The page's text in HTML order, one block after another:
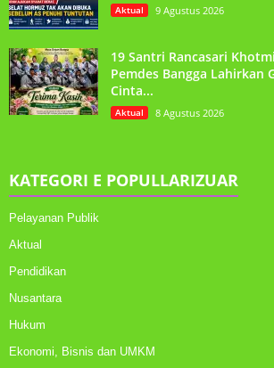
Aktual 9 Agustus 2026
19 Santri Rancasari
Pemdes Bangga Lahirkan
Cinta...
Aktual 8 Agustus 2026
KATEGORI E POPULLARIZUAR
Pelayanan Publik
Aktual
Pendidikan
Nusantara
Hukum
Ekonomi, Bisnis dan UMKM